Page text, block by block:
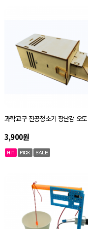
3,900원